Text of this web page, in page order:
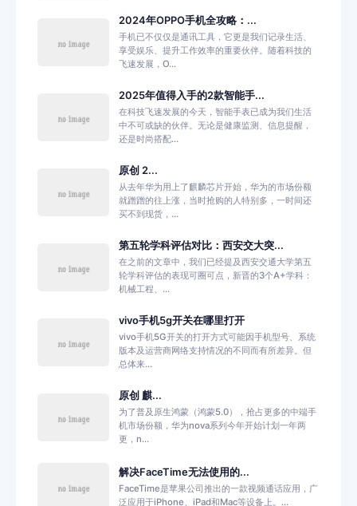
2024年OPPO手机全攻略：...
手机已不仅仅是通讯工具，它更是我们记录生活、
享受娱乐、提升工作效率的重要伙伴。随着科技的
飞速发展，O...
2025年值得入手的2款智能手...
在科技飞速发展的今天，智能手表已成为我们生活
中不可或缺的伙伴。无论是健康监测、信息提醒，
还是时尚搭配...
原创 2...
从去年华为用上了麒麟芯片开始，华为的市场份额
就蹭蹭的往上涨，当时抢购的人特别多，一时间还
买不到现货，...
第五轮学科评估对比：西安交大突...
在之前的文章中，我们已经提及西安交通大学第五
轮学科评估的表现可圈可点，新晋的3个A+学科：
机械工程、...
vivo手机5g开关在哪里打开
vivo手机5G开关的打开方式可能因手机型号、系统
版本及运营商网络支持情况的不同而有所差异。但
总体来...
原创 麒...
为了普及原生鸿蒙（鸿蒙5.0），抢占更多的中端手
机市场份额，华为nova系列今年开始计划一年两
更，n...
解决FaceTime无法使用的...
FaceTime是苹果公司推出的一款视频通话应用，广
泛应用于iPhone、iPad和Mac等设备上。...